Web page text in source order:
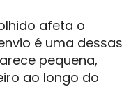
afeta o
é uma dessas
pequena,
ao longo do